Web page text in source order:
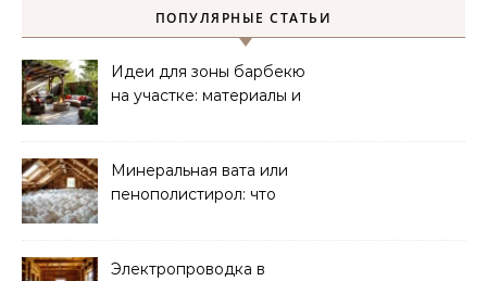
ПОПУЛЯРНЫЕ СТАТЬИ
Идеи для зоны барбекю
на участке: материалы и
Минеральная вата или
пенополистирол: что
Электропроводка в